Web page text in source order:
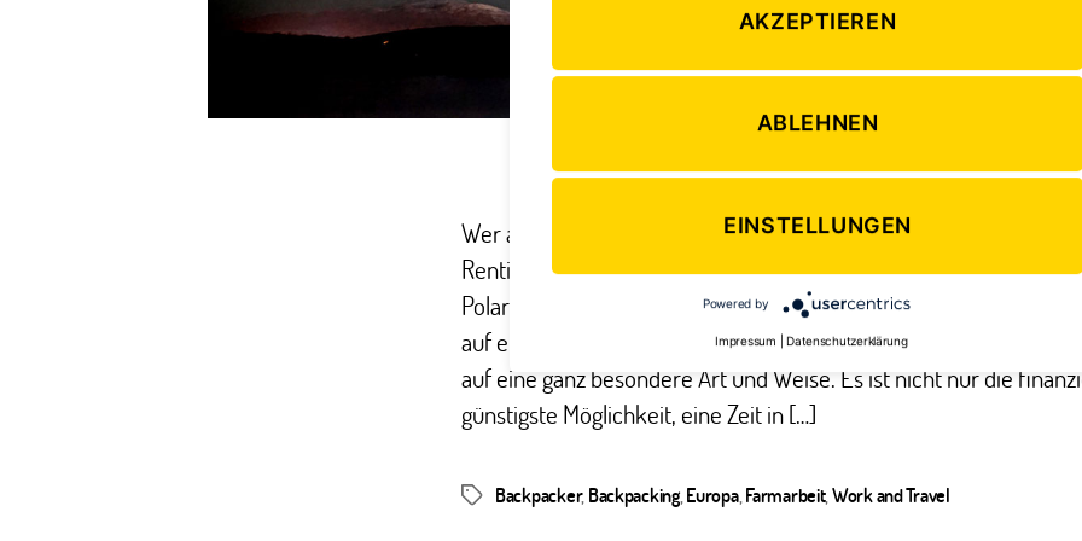
Wer an Norwegen denkt, hat Bilder von rauen Fjordlandschaften,
Rentieren, eisblauen Gletschern, der Mitternachtssonne nördlich
Polarkreises und der Tundra von Lappland im Kopf. Als Work &
auf einer norwegischen Farm entdeckst du das ehemalige
auf eine ganz besondere Art und Weise. Es ist nicht nur die
günstigste Möglichkeit, eine Zeit in […]
Schlagwörter
Backpacker,Backpacking,Europa,Farmarbeit,Work and Travel
AKZEPTIEREN
ABLEHNEN
EINSTELLUNGEN
Powered by
Impressum Datenschutzerklärung